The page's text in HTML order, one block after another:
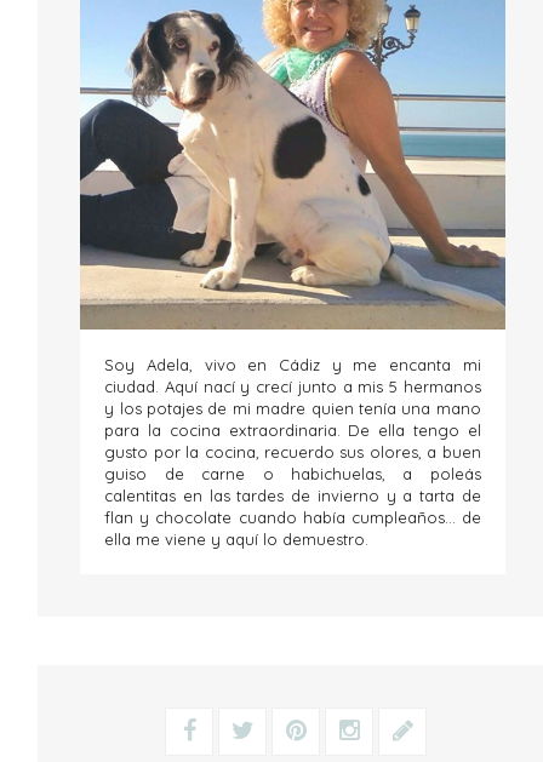
Soy Adela, vivo en Cádiz y me encanta mi
ciudad. Aquí nací y crecí junto a mis 5 hermanos
y los potajes de mi madre quien tenía una mano
para la cocina extraordinaria. De ella tengo el
gusto por la cocina, recuerdo sus olores, a buen
guiso de carne o habichuelas, a poleás
calentitas en las tardes de invierno y a tarta de
flan y chocolate cuando había cumpleaños... de
ella me viene y aquí lo demuestro.